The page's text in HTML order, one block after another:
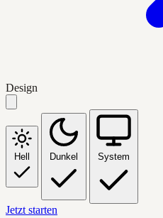
Design
Hell Dunkel System
Jetzt starten